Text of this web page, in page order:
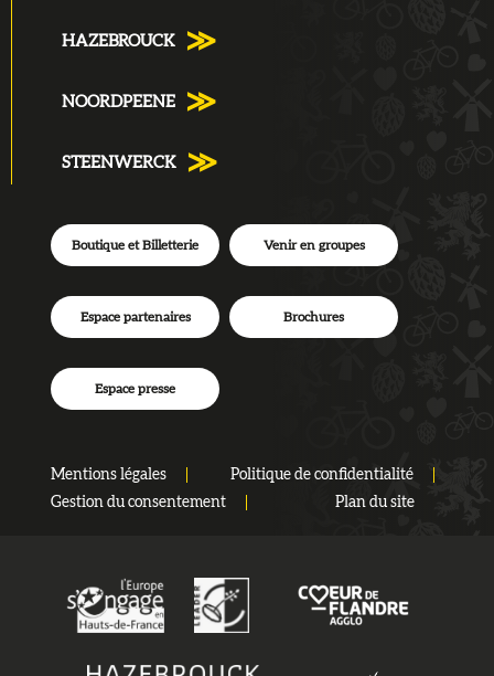
HAZEBROUCK
NOORDPEENE
STEENWERCK
Mentions légales
Politique de confidentialité
Gestion du consentement
Plan du site
Boutique et Billetterie Venir en groupes
Espace partenaires Brochures
Espace presse